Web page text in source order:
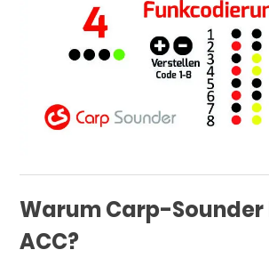
Warum Carp-Sounder
ACC?